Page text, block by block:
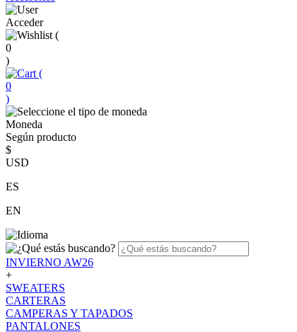
Acceder
(
0
)
(
0
)
Moneda
Según producto
$
USD
ES
EN
INVIERNO AW26
+
SWEATERS
CARTERAS
CAMPERAS Y TAPADOS
PANTALONES